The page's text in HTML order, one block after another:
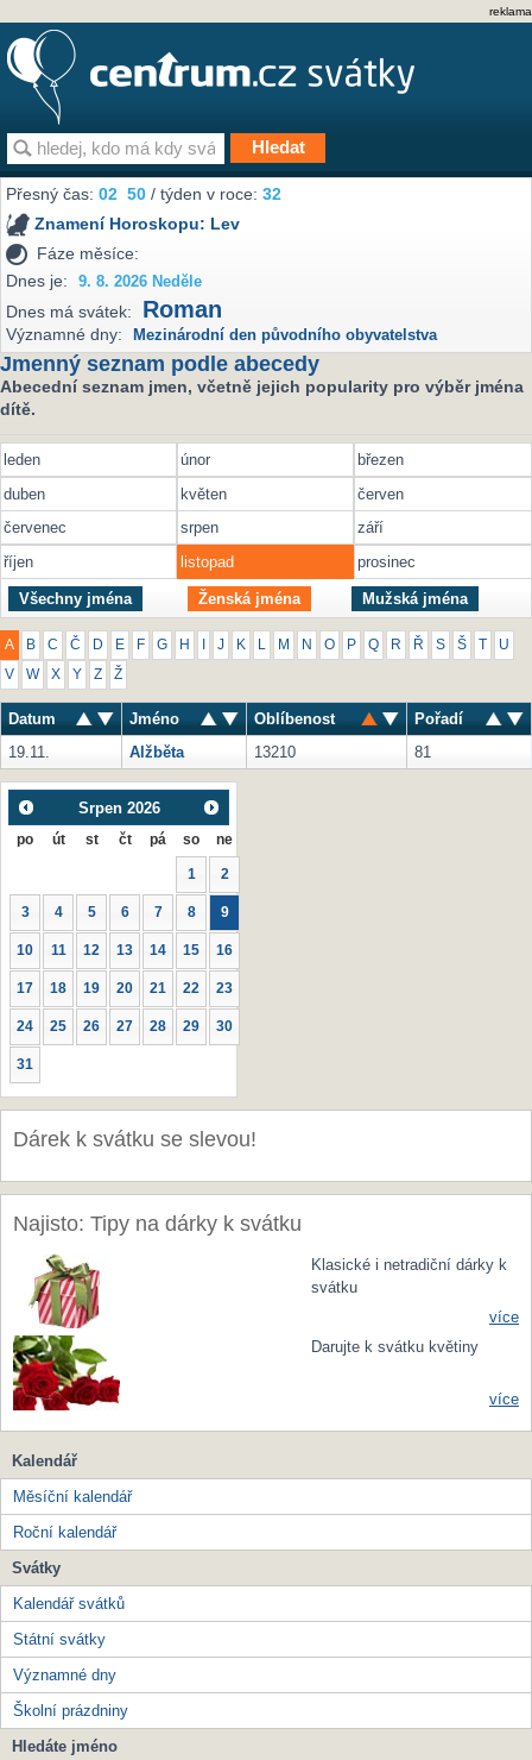
reklama
Přesný čas:02 50 / týden v roce:32
Znamení Horoskopu: Lev
Fáze měsíce:
Dnes je:
9. 8. 2026 Neděle
Dnes má svátek: Roman
Významné dny: Mezinárodní den původního obyvatelstva
Jmenný seznam podle abecedy
Abecední seznam jmen, včetně jejich popularity pro výběr jména
dítě.
leden únor
březen
duben
květen
červen
červenec
srpen
září
říjen
listopad prosinec
Všechny jména Ženská jména Mužská jména
A B C Č D E F G H J K M N O P Q R Ř S Š U
V W X Y Z Ž
Datum Jméno Oblíbenost
Pořadí
19.11.
Alžběta 13210 81
Srpen 2026
po út st čt pá so ne
1 2
3 4 5 6 7 8 9
10 11 12 13 14 15 16
17 18 19 20 21 22 23
24 25 26 27 28 29 30
31
Dárek k svátku se slevou!
Najisto: Tipy na dárky k svátku
Klasické i netradiční dárky k
svátku
více
Darujte k svátku květiny
více
Kalendář
Měsíční kalendář
Roční kalendář
Svátky
Kalendář svátků
Státní svátky
Významné dny
Školní prázdniny
Hledáte jméno